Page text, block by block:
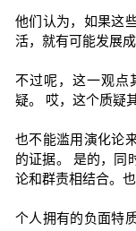
他们认为，如果这
活，就有可能发展
不过呢，这一观点
疑。 哎，这个质疑
也不能滥用演化论
的证据。 是的，同
论和群责相结合。也
个人拥有的负面特